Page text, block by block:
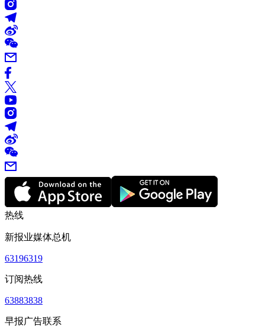
热线
新报业媒体总机
63196319
订阅热线
63883838
早报广告联系